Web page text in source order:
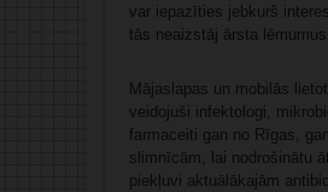
var iepazīties jebkurš
tās neaizstāj ārsta lēmumus.
Mājaslapas un mobilās
veidojuši infektologi,
farmaceiti gan no Rīgas,
slimnīcām, lai nodrošinātu
piekļuvi aktuālākajām